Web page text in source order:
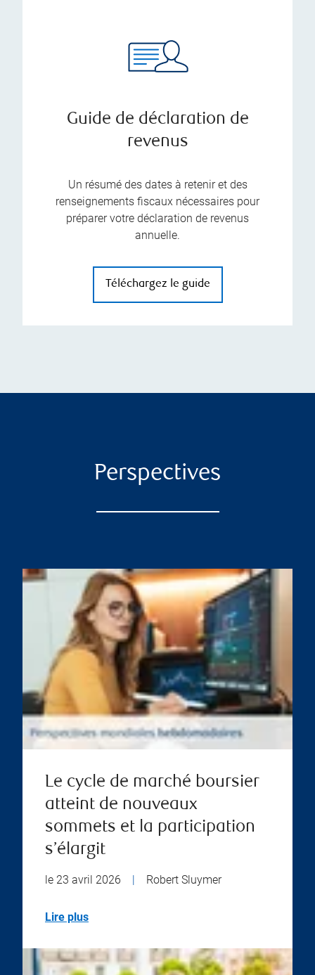
Guide de déclaration de
revenus
Un résumé des dates à retenir et des
renseignements fiscaux nécessaires pour
préparer votre déclaration de revenus
annuelle.
Téléchargez le guide
Perspectives
Le cycle de marché boursier
atteint de nouveaux
sommets et la participation
s’élargit
le 23 avril 2026 Robert Sluymer
Lire plus